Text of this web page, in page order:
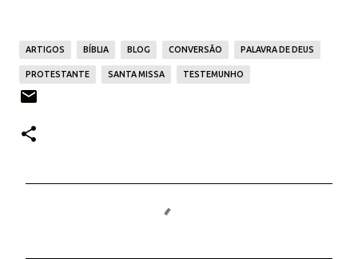
ARTIGOS BÍBLIA BLOG CONVERSÃO PALAVRA DE DEUS
PROTESTANTE SANTA MISSA TESTEMUNHO